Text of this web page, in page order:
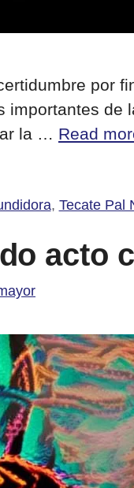
por
de
la … Read
, Tecate Pal
acto